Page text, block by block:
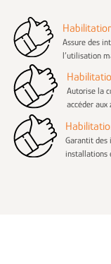
Assure des
l’utilisation
Autorise la
accéder
Garantit des
installations